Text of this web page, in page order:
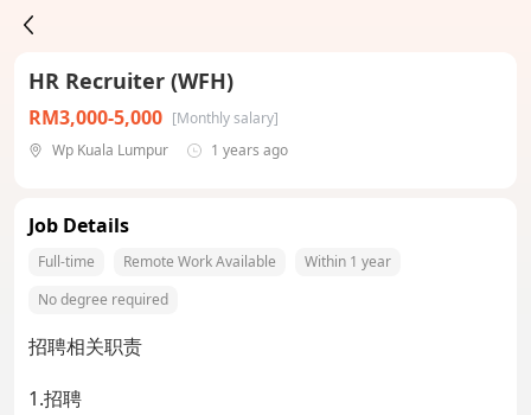
HR Recruiter (WFH)
RM3,000-5,000 [Monthly salary]
Wp Kuala Lumpur
1 years ago
Job Details
Full-time Remote Work Available
Within 1 year
No degree required
招聘相关职责
1.招聘